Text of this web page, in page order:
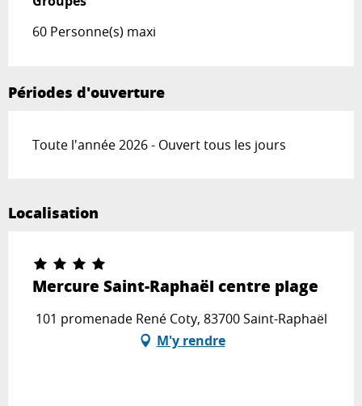
60 Personne(s) maxi
Périodes d'ouverture
Toute l'année 2026 - Ouvert tous les jours
Localisation
Mercure Saint-Raphaël centre plage
101 promenade René Coty, 83700 Saint-Raphaël
M'y rendre